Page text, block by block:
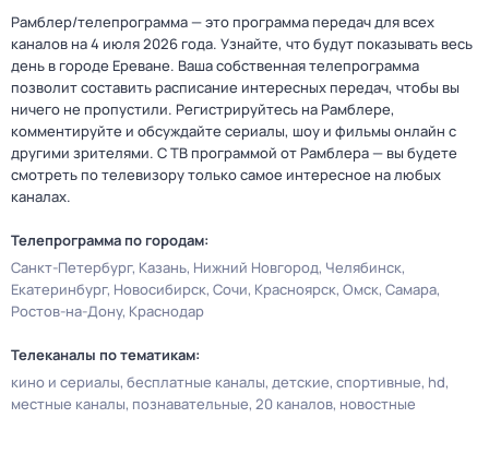
Рамблер/телепрограмма — это программа передач для всех
каналов на 4 июля 2026 года. Узнайте, что будут показывать весь
день в городе Ереване. Ваша собственная телепрограмма
позволит составить расписание интересных передач, чтобы вы
ничего не пропустили. Регистрируйтесь на Рамблере,
комментируйте и обсуждайте сериалы, шоу и фильмы онлайн с
другими зрителями. С ТВ программой от Рамблера — вы будете
смотреть по телевизору только самое интересное на любых
каналах.
Телепрограмма по городам:
Санкт-Петербург Казань Нижний Новгород Челябинск
Екатеринбург Новосибирск Сочи Красноярск Омск Самара
Ростов-на-Дону Краснодар
Телеканалы по тематикам:
кино и сериалы бесплатные каналы детские спортивные hd
местные каналы познавательные 20 каналов новостные